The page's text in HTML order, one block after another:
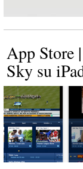
App Store
Sky su